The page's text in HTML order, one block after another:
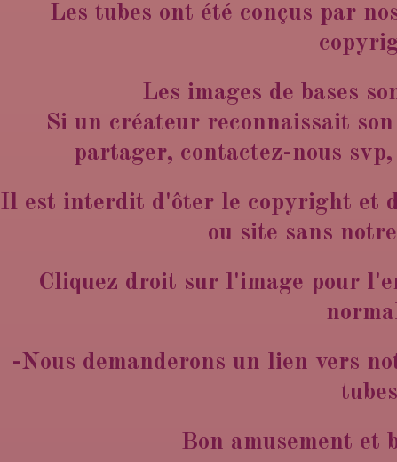
Les tubes ont été conçus par
Les images de bases
Si un créateur reconnaissait
partager, contactez-nous
Il est interdit d'ôter le copyright et
ou site sans
Cliquez droit sur l'image pour
-Nous demanderons un lien vers
Bon amusement et